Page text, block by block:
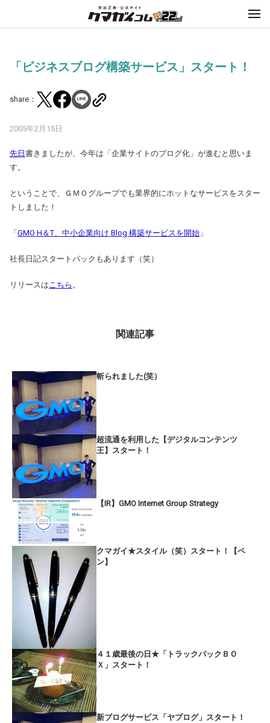
「ビジネスブログ構築サービス」スタート！
share：
2005年2月15日
先日 書きましたが、今年は「企業サイトのブログ化」が進むと思いま
す。
ということで、ＧＭＯグループでも業界的にホットなサービスをスター
トしました！
「 GMO H＆T、中小企業向け Blog 構築サービスを開始 」
社長日記スタートパックもあります（笑）
リリースは こちら 。
関連記事
斬られました(笑）
超流通を利用した【デジタルコンテンツ
王】スタート！
【IR】GMO Internet Group Strategy
クマガイ★スタイル（笑）スタート！【ペ
ン】
４１歳最後の日★「トラックバックＢＯ
Ｘ」スタート！
新ブログサービス「ヤプログ」スタート！